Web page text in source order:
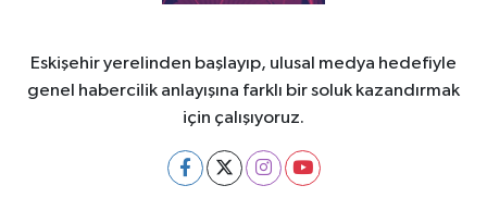
Eskişehir yerelinden başlayıp, ulusal medya hedefiyle
genel habercilik anlayışına farklı bir soluk kazandırmak
için çalışıyoruz.